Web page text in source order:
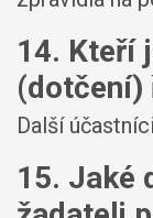
14. Kteří
(dotčení)
Další
15. Jaké